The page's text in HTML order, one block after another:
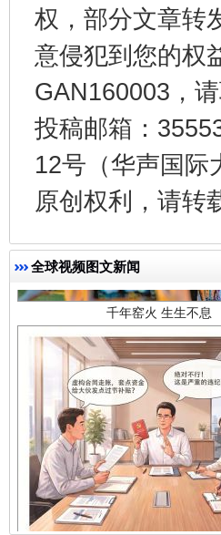
权，部分文章转
意侵犯到您的权
GAN160003，
投稿邮箱：
12号（华声国际
原创权利，请转
全球视频图文新闻
千年窑火 生生不息
揭开“小金库”的免责幌